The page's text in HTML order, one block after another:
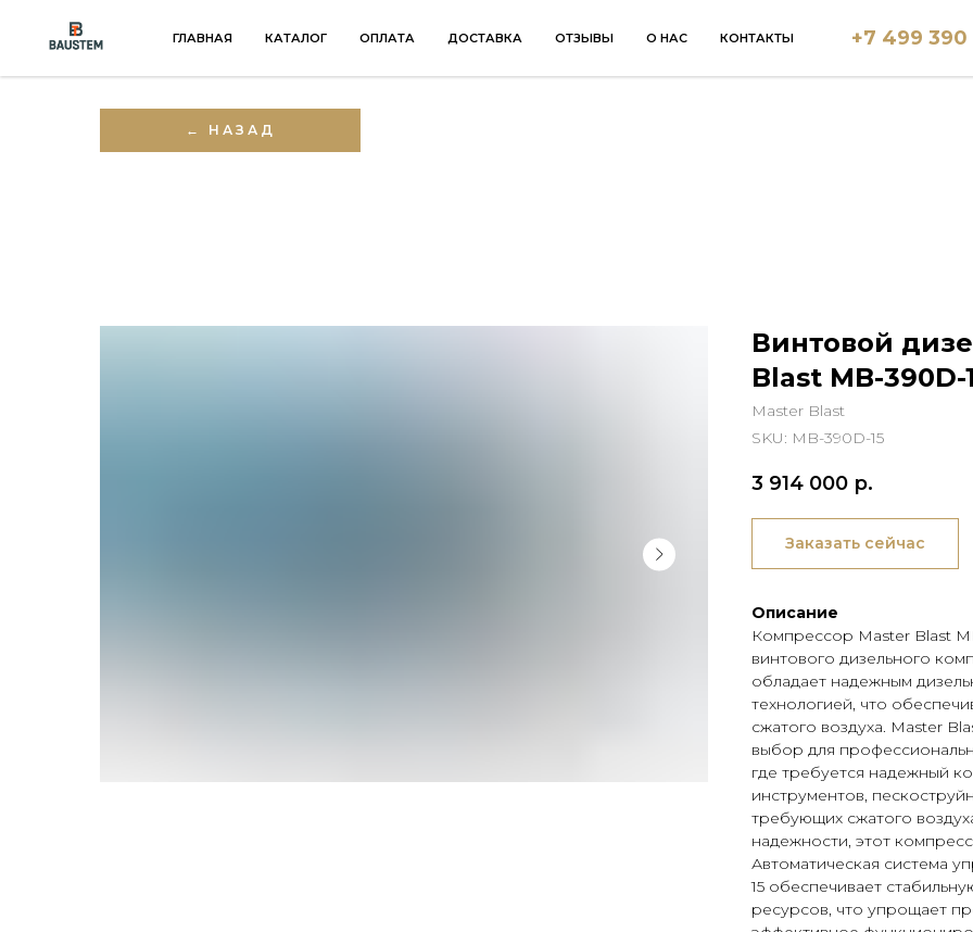
ГЛАВНАЯ КАТАЛОГ ОПЛАТА ДОСТАВКА ОТЗЫВЫ О НАС КОНТАКТЫ +7 499 390
← НАЗАД
Винтовой
Blast MB-390D-
Master Blast
SKU: MB-390D-15
3 914 000 р.
Заказать сейчас
Описание
Компрессор Master Blast
винтового дизельного
обладает надежным
технологией, что
сжатого воздуха. Master
выбор для
где требуется надежный
инструментов,
требующих сжатого
надежности, этот
Автоматическая система
15 обеспечивает
ресурсов, что упрощает